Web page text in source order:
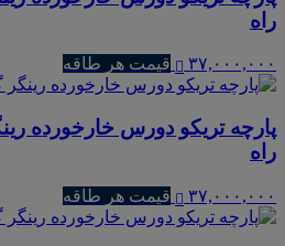
راه
۳۷,۰۰۰,۰۰۰ قیمت هر طاقه
پارچه تریکو دورس خارخورده
راه
۳۷,۰۰۰,۰۰۰ قیمت هر طاقه